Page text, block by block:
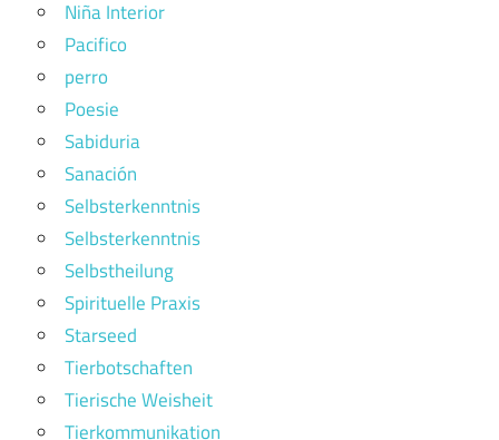
Niña Interior
Pacifico
perro
Poesie
Sabiduria
Sanación
Selbsterkenntnis
Selbsterkenntnis
Selbstheilung
Spirituelle Praxis
Starseed
Tierbotschaften
Tierische Weisheit
Tierkommunikation